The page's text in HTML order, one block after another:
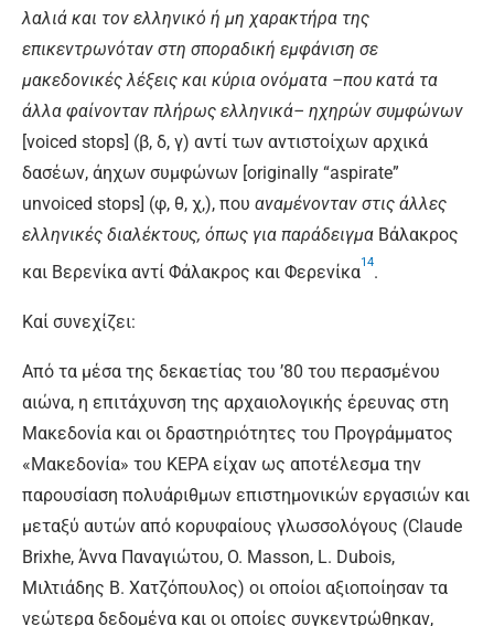
λαλιά και τον ελληνικό ή μη χαρακτήρα της
επικεντρωνόταν στη σποραδική εμφάνιση σε
μακεδονικές λέξεις και κύρια ονόματα –που κατά τα
άλλα φαίνονταν πλήρως ελληνικά– ηχηρών συμφώνων
[voiced stops] (β, δ, γ) αντί των αντιστοίχων αρχικά
δασέων, άηχων συμφώνων [originally “aspirate”
unvoiced stops] (φ, θ, χ,), που αναμένονταν στις άλλες
ελληνικές διαλέκτους, όπως για παράδειγμα Βάλακρος
και Βερενίκα αντί Φάλακρος και Φερενίκα
14
.
Καί συνεχίζει:
Από τα μέσα της δεκαετίας του ’80 του περασμένου
αιώνα, η επιτάχυνση της αρχαιολογικής έρευνας στη
Μακεδονία και οι δραστηριότητες του Προγράμματος
«Μακεδονία» του ΚΕΡΑ είχαν ως αποτέλεσμα την
παρουσίαση πολυάριθμων επιστημονικών εργασιών και
μεταξύ αυτών από κορυφαίους γλωσσολόγους (Claude
Brixhe, Άννα Παναγιώτου, O. Masson, L. Dubois,
Μιλτιάδης Β. Χατζόπουλος) οι οποίοι αξιοποίησαν τα
νεώτερα δεδομένα και οι οποίες συγκεντρώθηκαν,